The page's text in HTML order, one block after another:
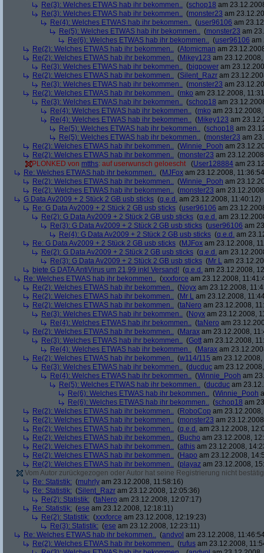
Re(3): Welches ETWAS hab ihr bekommen.. (schop18 am
Re(3): Welches ETWAS hab ihr bekommen.. (monster23 am
Re(4): Welches ETWAS hab ihr bekommen.. (user96106 am
Re(5): Welches ETWAS hab ihr bekommen.. (monster23 am
Re(6): Welches ETWAS hab ihr bekommen.. (user96106 am
Re(2): Welches ETWAS hab ihr bekommen.. (Atomicman am
Re(2): Welches ETWAS hab ihr bekommen.. (Mikey123 am
Re(3): Welches ETWAS hab ihr bekommen.. (bigpower am
Re(2): Welches ETWAS hab ihr bekommen.. (Silent_Razr am
Re(3): Welches ETWAS hab ihr bekommen.. (monster23 am
Re(2): Welches ETWAS hab ihr bekommen.. (mko am 23.12.2008,
Re(3): Welches ETWAS hab ihr bekommen.. (schop18 am
Re(4): Welches ETWAS hab ihr bekommen.. (mko am
Re(4): Welches ETWAS hab ihr bekommen.. (Mikey123 am
Re(5): Welches ETWAS hab ihr bekommen.. (schop18 am
Re(5): Welches ETWAS hab ihr bekommen.. (monster23 am
Re(2): Welches ETWAS hab ihr bekommen.. (Winnie_Pooh am
Re(2): Welches ETWAS hab ihr bekommen.. (monster23 am
PLONKED von mtths: auf userwunsch geloescht (User128884 am
Re: Welches ETWAS hab ihr bekommen.. (MJFox am 23.12.2008,
Re(2): Welches ETWAS hab ihr bekommen.. (Winnie_Pooh am
Re(2): Welches ETWAS hab ihr bekommen.. (monster23 am
G Data Av2009 + 2 Stück 2 GB usb sticks (q.e.d. am 23.12.2008, 11:40:12)
Re: G Data Av2009 + 2 Stück 2 GB usb sticks (user96106 am
Re(2): G Data Av2009 + 2 Stück 2 GB usb sticks (q.e.d. am
Re(3): G Data Av2009 + 2 Stück 2 GB usb sticks (user96106 am
Re(4): G Data Av2009 + 2 Stück 2 GB usb sticks (q.e.d. am
Re: G Data Av2009 + 2 Stück 2 GB usb sticks (MJFox am 23.12.2008,
Re(2): G Data Av2009 + 2 Stück 2 GB usb sticks (q.e.d. am
Re(3): G Data Av2009 + 2 Stück 2 GB usb sticks (Mr L am
biete G DATA AntiVirus um 21,99 inkl Versand! (q.e.d. am 23.12.2008,
Re: Welches ETWAS hab ihr bekommen.. (xxxforce am 23.12.2008,
Re(2): Welches ETWAS hab ihr bekommen.. (Noyx am 23.12.2008,
Re(2): Welches ETWAS hab ihr bekommen.. (Mr L am 23.12.2008,
Re(2): Welches ETWAS hab ihr bekommen.. (taNero am 23.12.2008,
Re(3): Welches ETWAS hab ihr bekommen.. (Noyx am 23.12.2008,
Re(4): Welches ETWAS hab ihr bekommen.. (taNero am
Re(2): Welches ETWAS hab ihr bekommen.. (Marax am 23.12.2008,
Re(3): Welches ETWAS hab ihr bekommen.. (Gott am 23.12.2008,
Re(4): Welches ETWAS hab ihr bekommen.. (Marax am
Re(2): Welches ETWAS hab ihr bekommen.. (w114/115 am 23.12.2008,
Re(3): Welches ETWAS hab ihr bekommen.. (ducduc am
Re(4): Welches ETWAS hab ihr bekommen.. (Winnie_Pooh am
Re(5): Welches ETWAS hab ihr bekommen.. (ducduc am
Re(6): Welches ETWAS hab ihr bekommen.. (Winnie_Pooh
Re(6): Welches ETWAS hab ihr bekommen.. (schop18 am
Re(2): Welches ETWAS hab ihr bekommen.. (RoboCop am
Re(2): Welches ETWAS hab ihr bekommen.. (monster23 am
Re(2): Welches ETWAS hab ihr bekommen.. (q.e.d. am 23.12.2008,
Re(2): Welches ETWAS hab ihr bekommen.. (Bucho am 23.12.2008,
Re(2): Welches ETWAS hab ihr bekommen.. (athis am 23.12.2008,
Re(2): Welches ETWAS hab ihr bekommen.. (Hapo am 23.12.2008,
Re(2): Welches ETWAS hab ihr bekommen.. (playaz am 23.12.2008,
Vom Autor zurückgezogen oder Autor hat seine Registrierung nicht
Re: Statistik: (muhrly am 23.12.2008, 11:58:16)
Re: Statistik: (Silent_Razr am 23.12.2008, 12:05:36)
Re(2): Statistik: (taNero am 23.12.2008, 12:07:17)
Re: Statistik: (ese am 23.12.2008, 12:18:11)
Re(2): Statistik: (xxxforce am 23.12.2008, 12:19:23)
Re(3): Statistik: (ese am 23.12.2008, 12:23:11)
Re: Welches ETWAS hab ihr bekommen.. (andvol am 23.12.2008,
Re(2): Welches ETWAS hab ihr bekommen.. (rufus am 23.12.2008,